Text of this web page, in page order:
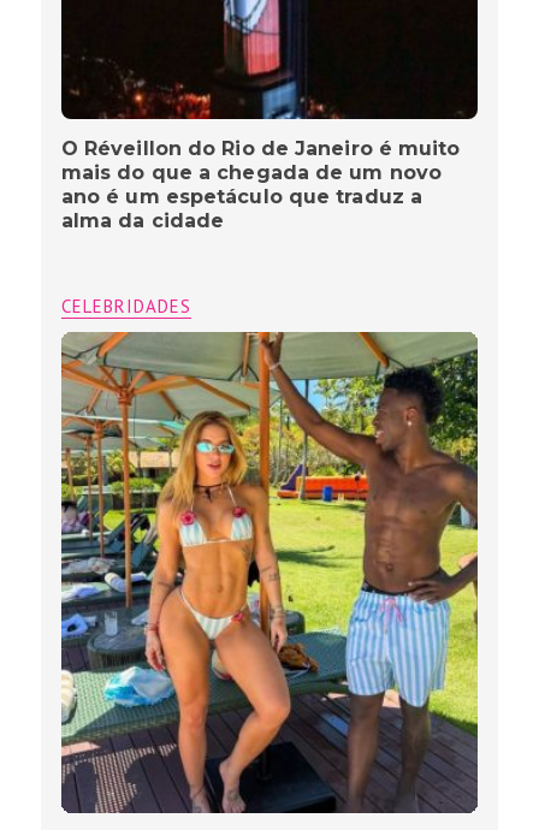
O Réveillon do Rio de Janeiro é muito
mais do que a chegada de um novo
ano é um espetáculo que traduz a
alma da cidade
CELEBRIDADES